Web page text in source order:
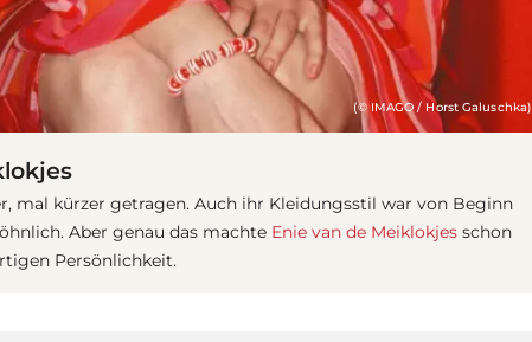
(© IMAGO / Horst Galuschka)
mal kürzer getragen. Auch ihr Kleidungsstil war von Beginn
Aber genau das machte Enie van de Meiklokjes schon
Persönlichkeit.